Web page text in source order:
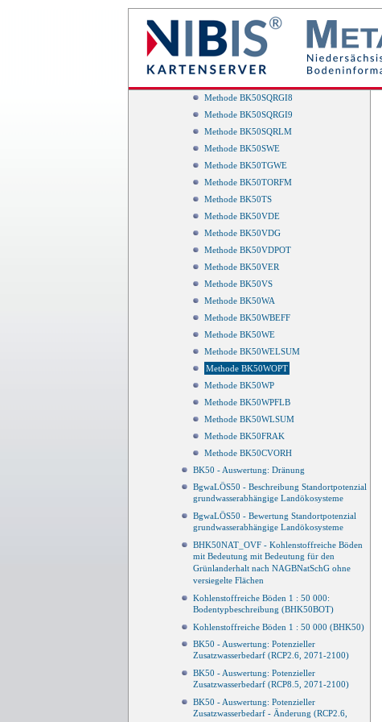
Methode BK50SQRGI12
Methode BK50SQRGI4
Methode BK50SQRGI6
Methode BK50SQRGI8
Methode BK50SQRGI9
Methode BK50SQRLM
Methode BK50SWE
Methode BK50TGWE
Methode BK50TORFM
Methode BK50TS
Methode BK50VDE
Methode BK50VDG
Methode BK50VDPOT
Methode BK50VER
Methode BK50VS
Methode BK50WA
Methode BK50WBEFF
Methode BK50WE
Methode BK50WELSUM
Methode BK50WOPT
Methode BK50WP
Methode BK50WPFLB
Methode BK50WLSUM
Methode BK50FRAK
Methode BK50CVORH
BK50 - Auswertung: Dränung
BgwaLÖS50 - Beschreibung Standortpotenzial
grundwasserabhängige Landökosysteme
BgwaLÖS50 - Bewertung Standortpotenzial
grundwasserabhängige Landökosysteme
BHK50NAT_OVF - Kohlenstoffreiche Böden
mit Bedeutung mit Bedeutung für den
Grünlanderhalt nach NAGBNatSchG ohne
versiegelte Flächen
Kohlenstoffreiche Böden 1 : 50 000:
Bodentypbeschreibung (BHK50BOT)
Kohlenstoffreiche Böden 1 : 50 000 (BHK50)
BK50 - Auswertung: Potenzieller
Zusatzwasserbedarf (RCP2.6, 2071-2100)
BK50 - Auswertung: Potenzieller
Zusatzwasserbedarf (RCP8.5, 2071-2100)
BK50 - Auswertung: Potenzieller
Zusatzwasserbedarf - Änderung (RCP2.6,